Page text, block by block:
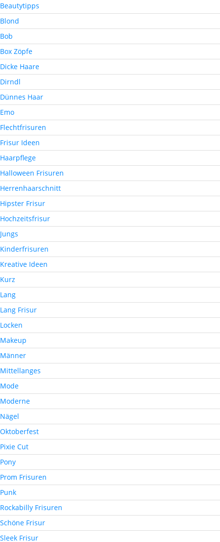
Beautytipps
Blond
Bob
Box Zöpfe
Dicke Haare
Dirndl
Dünnes Haar
Emo
Flechtfrisuren
Frisur Ideen
Haarpflege
Halloween Frisuren
Herrenhaarschnitt
Hipster Frisur
Hochzeitsfrisur
Jungs
Kinderfrisuren
Kreative Ideen
Kurz
Lang
Lang Frisur
Locken
Makeup
Männer
Mittellanges
Mode
Moderne
Nägel
Oktoberfest
Pixie Cut
Pony
Prom Frisuren
Punk
Rockabilly Frisuren
Schöne Frisur
Sleek Frisur